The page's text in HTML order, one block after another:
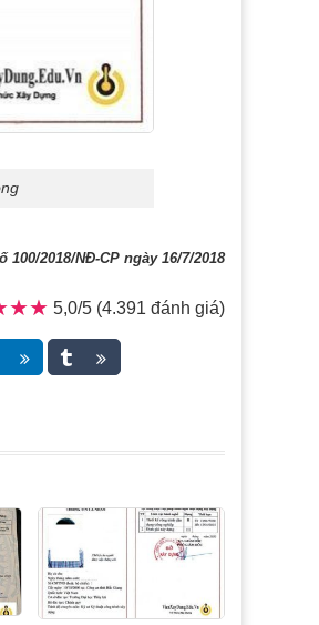
2018/NĐ-CP ngày 16/7/2018
5,0/5 (4.391 đánh giá)